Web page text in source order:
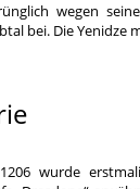
wegen
bei. Die Yenidze
wurde